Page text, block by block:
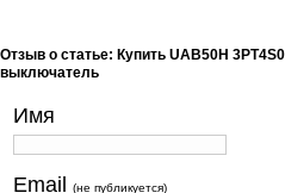
Отзыв о статье: Купить UAB50H
выключатель
Имя
Email (не публикуется)